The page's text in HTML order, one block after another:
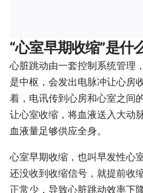
“心室早期收缩”是什
心脏跳动由一套控制系统管理
是中枢，会发出电脉冲让心房
着，电讯传到心房和心室之间
让心室收缩，将血液送入大动
血液量足够供应全身。
心室早期收缩，也叫早发性心
还没收到收缩信号，就提前收
正常少，导致心脏跳动效率下